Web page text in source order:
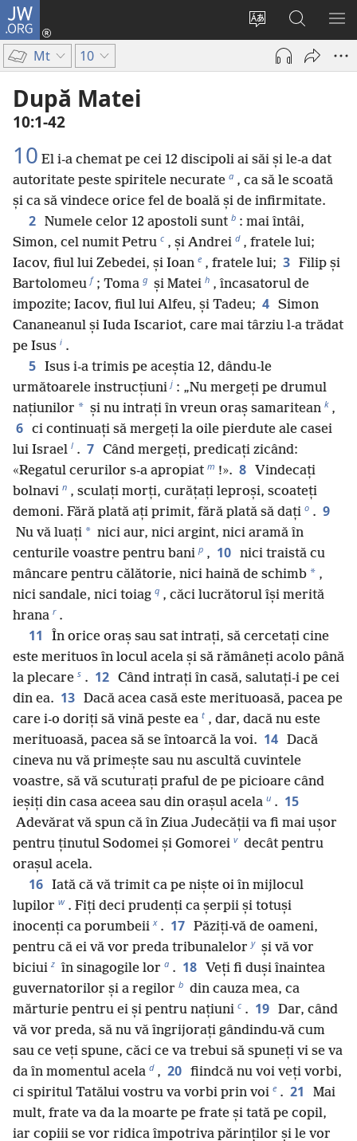
JW.ORG
Schimbaţi
limba
site-
Conectează-
deschide
Căutați
pe
JW.ORG
Mt 10
După Matei
10:1-42
10 El i-a chemat pe cei 12 discipoli ai săi și le-a dat
autoritate peste spiritele necurate a , ca să le scoată
și ca să vindece orice fel de boală și de infirmitate.
2 Numele celor 12 apostoli sunt b : mai întâi,
Simon, cel numit Petru c , și Andrei d , fratele lui;
Iacov, fiul lui Zebedei, și Ioan e , fratele lui; 3 Filip și
Bartolomeu f ; Toma g și Matei h , încasatorul de
impozite; Iacov, fiul lui Alfeu, și Tadeu; 4 Simon
Cananeanul și Iuda Iscariot, care mai târziu l-a trădat
pe Isus i .
5 Isus i-a trimis pe aceștia 12, dându-le
următoarele instrucțiuni j : „Nu mergeți pe drumul
națiunilor * și nu intrați în vreun oraș samaritean k ,
6 ci continuați să mergeți la oile pierdute ale casei
lui Israel l . 7 Când mergeți, predicați zicând:
«Regatul cerurilor s-a apropiat m !». 8 Vindecați
bolnavi n , sculați morți, curățați leproși, scoateți
demoni. Fără plată ați primit, fără plată să dați o . 9
Nu vă luați * nici aur, nici argint, nici aramă în
centurile voastre pentru bani p , 10 nici traistă cu
mâncare pentru călătorie, nici haină de schimb * ,
nici sandale, nici toiag q , căci lucrătorul își merită
hrana r .
11
În orice oraș sau sat intrați, să cercetați cine
este merituos în locul acela și să rămâneți acolo până
la plecare s . 12 Când intrați în casă, salutați-i pe cei
din ea. 13 Dacă acea casă este merituoasă, pacea pe
care i-o doriți să vină peste ea t , dar, dacă nu este
merituoasă, pacea să se întoarcă la voi. 14 Dacă
cineva nu vă primește sau nu ascultă cuvintele
voastre, să vă scuturați praful de pe picioare când
ieșiți din casa aceea sau din orașul acela u . 15
Adevărat vă spun că în Ziua Judecății va fi mai ușor
pentru ținutul Sodomei și Gomorei v decât pentru
orașul acela.
16 Iată că vă trimit ca pe niște oi în mijlocul
lupilor w . Fiți deci prudenți ca șerpii și totuși
inocenți ca porumbeii x . 17 Păziți-vă de oameni,
pentru că ei vă vor preda tribunalelor y și vă vor
biciui z în sinagogile lor a . 18 Veți fi duși înaintea
guvernatorilor și a regilor b din cauza mea, ca
mărturie pentru ei și pentru națiuni c . 19 Dar, când
vă vor preda, să nu vă îngrijorați gândindu-vă cum
sau ce veți spune, căci ce va trebui să spuneți vi se va
da în momentul acela d , 20 fiindcă nu voi veți vorbi,
ci spiritul Tatălui vostru va vorbi prin voi e . 21
Mai
mult, frate va da la moarte pe frate și tată pe copil,
iar copiii se vor ridica împotriva părinților și le vor